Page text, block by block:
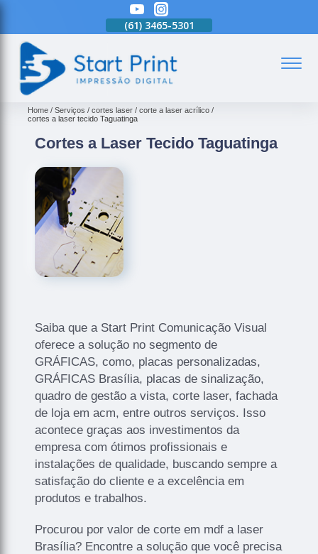
(61) 3465-5301
Home Serviços cortes laser
corte a laser acrílico
cortes a laser tecido Taguatinga
Cortes a Laser Tecido Taguatinga
Saiba que a Start Print Comunicação Visual
oferece a solução no segmento de
GRÁFICAS, como, placas personalizadas,
GRÁFICAS Brasília, placas de sinalização,
quadro de gestão a vista, corte laser, fachada
de loja em acm, entre outros serviços. Isso
acontece graças aos investimentos da
empresa com ótimos profissionais e
instalações de qualidade, buscando sempre a
satisfação do cliente e a excelência em
produtos e trabalhos.
Procurou por valor de corte em mdf a laser
Brasília? Encontre a solução que você precisa